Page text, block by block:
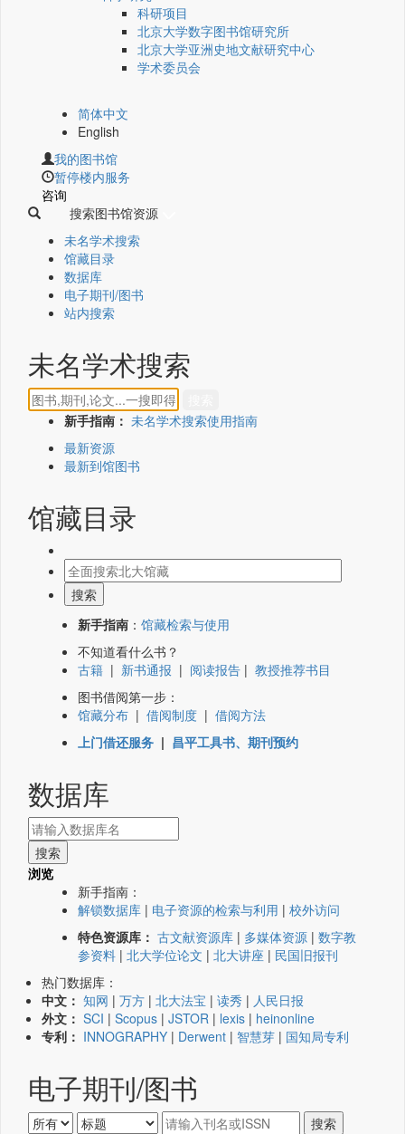
科研项目
北京大学数字图书馆研究所
北京大学亚洲史地文献研究中心
学术委员会
简体中文
English
我的图书馆
暂停楼内服务
咨询
搜索图书馆资源
未名学术搜索
馆藏目录
数据库
电子期刊/图书
站内搜索
未名学术搜索
新手指南： 未名学术搜索使用指南
最新资源
最新到馆图书
馆藏目录
新手指南 ： 馆藏检索与使用
不知道看什么书？
古籍 | 新书通报 | 阅读报告 | 教授推荐书目
图书借阅第一步：
馆藏分布 | 借阅制度 | 借阅方法
上门借还服务 | 昌平工具书、期刊预约
数据库
浏览
新手指南：
解锁数据库 | 电子资源的检索与利用 | 校外访问
特色资源库： 古文献资源库 | 多媒体资源 | 数字教
参资料 | 北大学位论文 | 北大讲座 | 民国旧报刊
热门数据库：
中文： 知网 | 万方 | 北大法宝 | 读秀 | 人民日报
外文： SCI | Scopus | JSTOR | lexis | heinonline
专利： INNOGRAPHY | Derwent | 智慧芽 | 国知局专利
电子期刊/图书